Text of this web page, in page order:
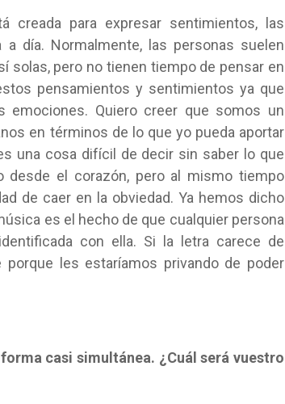
creada para expresar sentimientos, las
día. Normalmente, las personas suelen
solas, pero no tienen tiempo de pensar en
pensamientos y sentimientos ya que
emociones. Quiero creer que somos un
en términos de lo que yo pueda aportar
una cosa difícil de decir sin saber lo que
desde el corazón, pero al mismo tiempo
de caer en la obviedad. Ya hemos dicho
es el hecho de que cualquier persona
con ella. Si la letra carece de
les estaríamos privando de poder
casi simultánea. ¿Cuál será vuestro